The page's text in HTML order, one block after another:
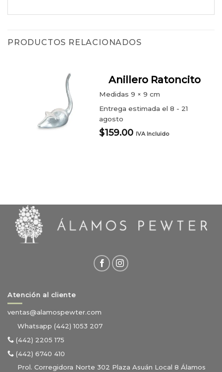
PRODUCTOS RELACIONADOS
Anillero Ratoncito
Medidas9 × 9 cm
Entrega estimada el 8 - 21
agosto
$159.00 IVA Incluido
Atención al cliente
ventas@alamospewter.com
Whatsapp (442) 1053 207
(442) 2205 175
(442) 6740 410
Prol. Corregidora Norte 302 Plaza Asuán Local 8 Álamos